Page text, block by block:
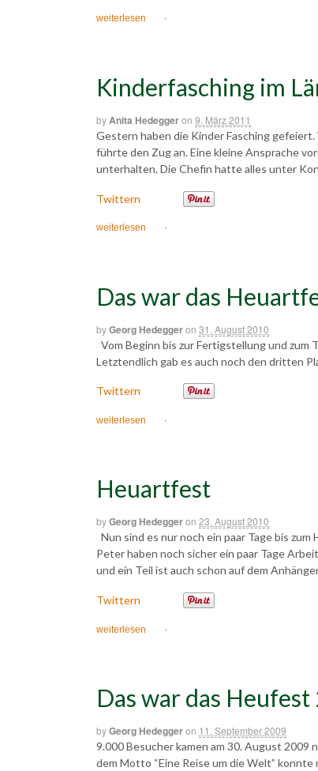
weiterlesen ·
Kinderfasching im
byAnita Hedeggeron 9. März 2011
Gestern haben die Kinder Fasching
führte den Zug an. Eine kleine Ansprache
unterhalten. Die Chefin hatte alles unter
Twittern
weiterlesen ·
Das war das
byGeorg Hedeggeron 31. August 2010
Vom Beginn bis zur Fertigstellung und
Letztendlich gab es auch noch den dritten
Twittern
weiterlesen ·
Heuartfest
byGeorg Hedeggeron 23. August 2010
Nun sind es nur noch ein paar Tage bis
Peter haben noch sicher ein paar Tage
und ein Teil ist auch schon auf dem
Twittern
weiterlesen ·
Das war das
byGeorg Hedeggeron 11. September 2009
9.000 Besucher kamen am 30. August
dem Motto “Eine Reise um die Welt”